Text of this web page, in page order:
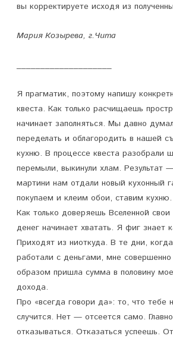
вы корректируете исходя из
Мария Козырева, г.Чита
Я прагматик, поэтому напишу
квеста. Как только расчищаешь
начинает заполняться. Мы давно
переделать и облагородить в нашей
кухню. В процессе квеста разобрали
перемыли, выкинули хлам. Результат
мартини нам отдали новый кухонный
покупаем и клеим обои, ставим кухню.
Как только доверяешь Вселенной
денег начинает хватать. Я фиг знает
Приходят из ниоткуда. В те дни,
работали с деньгами, мне
образом пришла сумма в половину
дохода.
Про «всегда говори да»: то, что тебе
случится. Нет — отсеется само.
отказываться. Отказаться успеешь.